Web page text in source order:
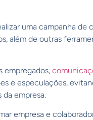
uma campanha de
além de outras
empregados,
e especulações,
empresa.
empresa e